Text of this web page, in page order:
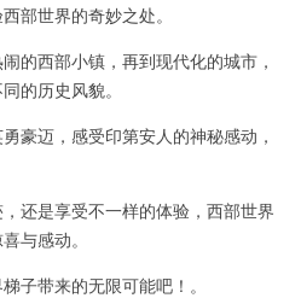
部世界的奇妙之处。
西部小镇，再到现代化的城市，
的历史风貌。
迈，感受印第安人的神秘感动，
是享受不一样的体验，西部世界
与感动。
带来的无限可能吧！。